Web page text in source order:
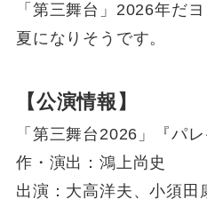
「第三舞台」2026年だ
夏になりそうです。
【公演情報】
「第三舞台2026」『パレ
作・演出：鴻上尚史
出演：大高洋夫、小須田